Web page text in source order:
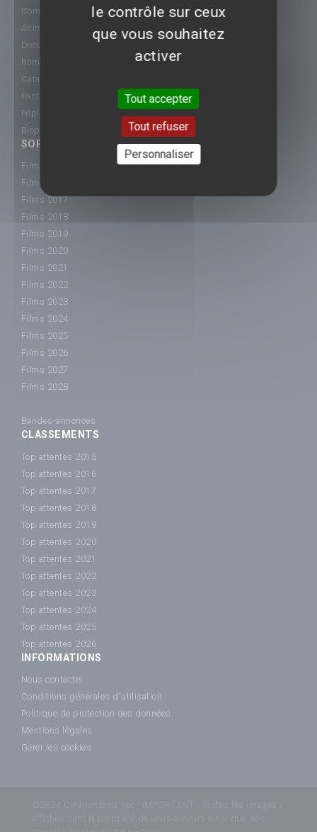
Comédie
Animation
Documentaire
Romance
Catastrophe
Fantastique
Péplum
Biopic
SORTIE CINÉ
Films 2015
Films 2016
Films 2017
Films 2018
Films 2019
Films 2020
Films 2021
Films 2022
Films 2023
Films 2024
Films 2025
Films 2026
Films 2027
Films 2028
Bandes-annonces
CLASSEMENTS
Top attentes 2015
Top attentes 2016
Top attentes 2017
Top attentes 2018
Top attentes 2019
Top attentes 2020
Top attentes 2021
Top attentes 2022
Top attentes 2023
Top attentes 2024
Top attentes 2025
Top attentes 2026
INFORMATIONS
Nous contacter
Conditions générales d'utilisation
Politique de protection des données
Mentions légales
Gérer les cookies
le contrôle sur ceux
que vous souhaitez
activer
Tout accepter
Tout refuser
Personnaliser